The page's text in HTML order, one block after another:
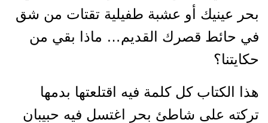
بحر عينيك أو عشبة طفيلية تقتات من شق
في حائط قصرك القديم… ماذا بقي من
حكايتنا؟
هذا الكتاب كل كلمة فيه اقتلعتها بدمها
تركته على شاطئ بحر اغتسل فيه حبيبان